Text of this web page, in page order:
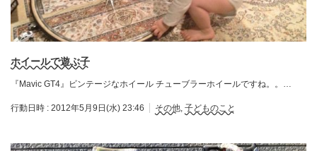
ホイールで遊ぶ子
『Mavic GT4』ビンテージなホイール チューブラーホイールですね。。…
行動日時 : 2012年5月9日(水) 23:46 その他, 子どものこと